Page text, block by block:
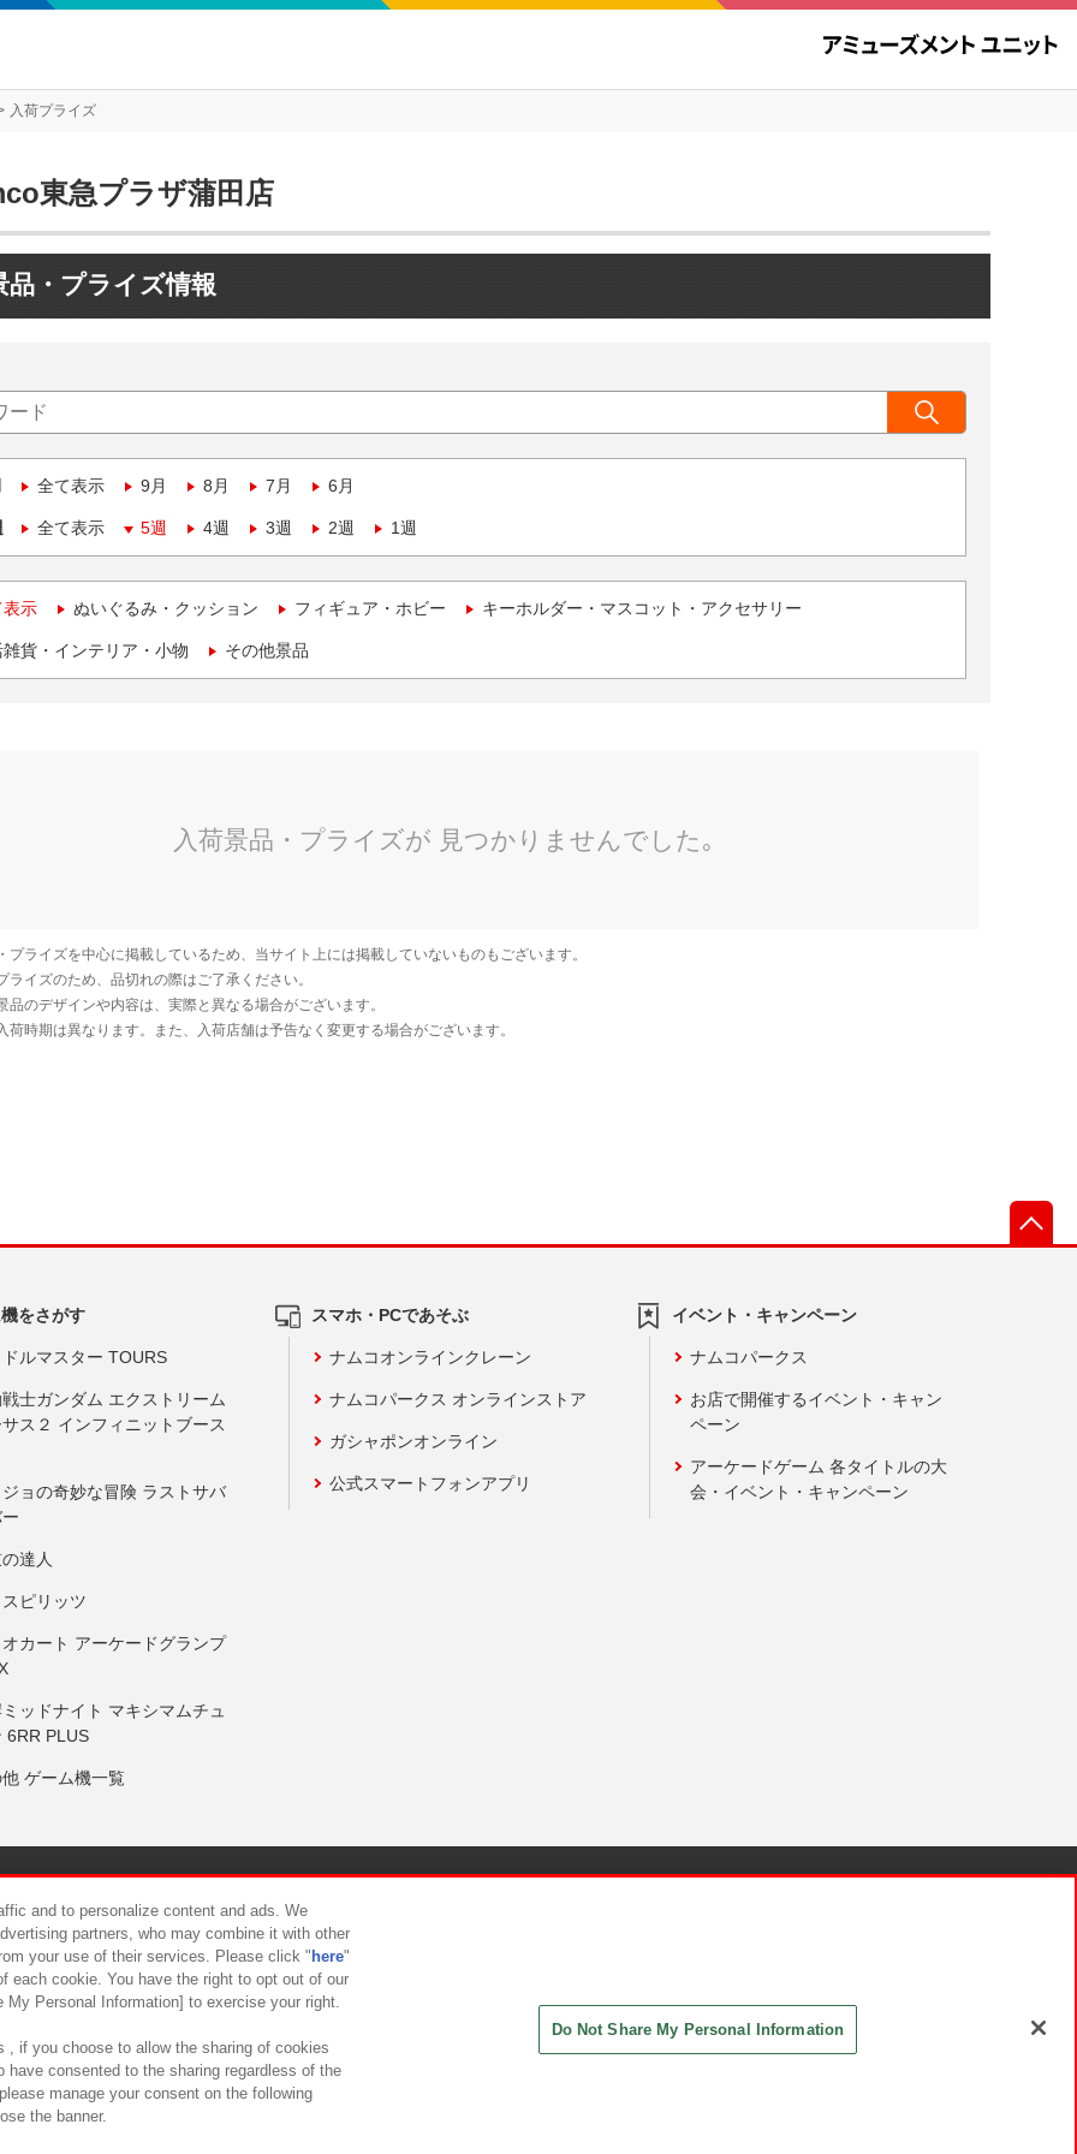
入荷プライズ
東急プラザ蒲田店
品・プライズ情報
全て表示 9月 8月 7月 6月
全て表示 5週 4週 3週 2週 1週
表示 ぬいぐるみ・クッション フィギュア・ホビー キーホルダー・マスコット・アクセサリー
貨・インテリア・小物 その他景品
をさがす
ルマスター TOURS
士ガンダム エクストリーム
ス２ インフィニットブース
ョの奇妙な冒険 ラストサバ
達人
ピリッツ
カート アーケードグランプ
ッドナイト マキシマムチュ
6RR PLUS
ゲーム機一覧
スマホ・PCであそぶ
ナムコオンラインクレーン
ナムコパークス オンラインストア
ガシャポンオンライン
公式スマートフォンアプリ
イベント・キャンペーン
ナムコパークス
お店で開催するイベント・キャン
ペーン
アーケードゲーム 各タイトルの大
会・イベント・キャンペーン
について カスタマーハラスメント対応方針
and to personalize content and ads. We
partners, who may combine it with other
your use of their services. Please click " here"
each cookie. You have the right to opt out of our
Personal Information] to exercise your right.
, if you choose to allow the sharing of cookies
have consented to the sharing regardless of the
manage your consent on the following
the banner.
Do Not Share My Personal Information